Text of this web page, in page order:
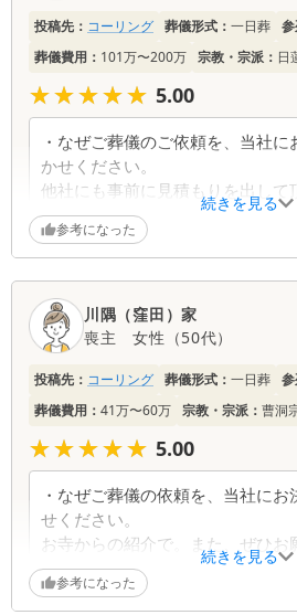
様のご健勝とご平安を心よ
このたびはアンケートにご
がとうございました。 ご葬
て、「最初から決めていた
いと思います」とのお言葉
し上げます。繰り返し当社
は、スタッフ一同にとって
す。 また、ご葬儀について
して「もう少し打合せをし
見をいただき、真摯に受け
で、「こちらで行えて満足
し、安堵するとともに深く
栄に存じます。 末筆ながら
とご平安を心よりお祈り申し
続きを見る
投稿先： コーリング 葬儀形式： 一日葬
葬儀費用： 101万〜200万 宗教・宗派： 日
★★★★★
★★★★★ 5.00
・なぜご葬儀のご依頼を、当社
かせください。
他社にも事前に見積もりを出して
に決めました。
・当社でのお葬式について、また
感想がございましたらお聞かせく
担当者の方が的確に又、厚遇して
ができて感謝しています。
このたびはアンケートにご
がとうございました。 ご葬
ては、他社様にも事前にお
検討のうえ当社をお選びい
り御礼申し上げます。数あ
お選びいただけたことは、
存じます。 また、今回のご
応について「的確に、厚遇
言葉を頂戴し、理想的なお
参考になった
続きを見る
川隅（窪田）家
喪主
女性 （50代）
投稿先： コーリング 葬儀形式： 一日葬
葬儀費用： 41万〜60万 宗教・宗派： 曹洞
★★★★★
★★★★★ 5.00
・なぜご葬儀の依頼を、当社に
せください。
お寺からの紹介で。また、ぜひお
宮庵で。
・当社でのお葬式について、また
参考になった